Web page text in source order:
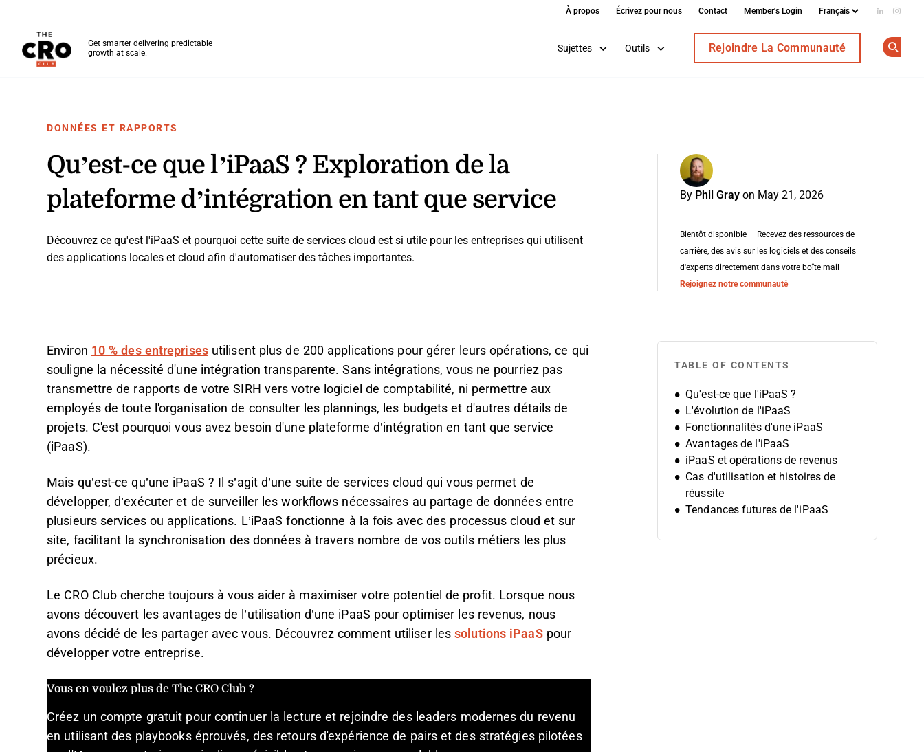
À propos Écrivez pour nous Contact Member's Login Add us
Get smarter delivering predictable
growth at scale.
Sujettes Outils Rejoindre La Communauté
DONNÉES ET RAPPORTS
Qu’est-ce que l’iPaaS ? Exploration de la
plateforme d’intégration en tant que service
By Phil Gray on May 21, 2026
Bientôt disponible — Recevez des ressources de
carrière, des avis sur les logiciels et des conseils
d'experts directement dans votre boîte mail
Rejoignez notre communauté
Découvrez ce qu'est l'iPaaS et pourquoi cette suite de services cloud est si utile pour les entreprises qui utilisent
des applications locales et cloud afin d'automatiser des tâches importantes.
Environ 10 % des entreprisesutilisent plus de 200 applications pour gérer leurs opérations, ce qui
souligne la nécessité d'une intégration transparente. Sans intégrations, vous ne pourriez pas
transmettre de rapports de votre SIRH vers votre logiciel de comptabilité, ni permettre aux
employés de toute l'organisation de consulter les plannings, les budgets et d'autres détails de
projets. C'est pourquoi vous avez besoin d'une plateforme d’intégration en tant que service
(iPaaS).
Mais qu’est-ce qu’une iPaaS ? Il s’agit d’une suite de services cloud qui vous permet de
développer, d’exécuter et de surveiller les workflows nécessaires au partage de données entre
plusieurs services ou applications. L’iPaaS fonctionne à la fois avec des processus cloud et sur
site, facilitant la synchronisation des données à travers nombre de vos outils métiers les plus
précieux.
Le CRO Club cherche toujours à vous aider à maximiser votre potentiel de profit. Lorsque nous
avons découvert les avantages de l’utilisation d’une iPaaS pour optimiser les revenus, nous
avons décidé de les partager avec vous. Découvrez comment utiliser lessolutions iPaaSpour
développer votre entreprise.
Vous en voulez plus de The CRO Club ?
Créez un compte gratuit pour continuer la lecture et rejoindre des leaders modernes du revenu
en utilisant des playbooks éprouvés, des retours d'expérience de pairs et des stratégies pilotées
TABLE OF CONTENTS
Qu'est-ce que l'iPaaS ?
L'évolution de l'iPaaS
Fonctionnalités d'une iPaaS
Avantages de l'iPaaS
iPaaS et opérations de revenus
Cas d'utilisation et histoires de
réussite
Tendances futures de l'iPaaS